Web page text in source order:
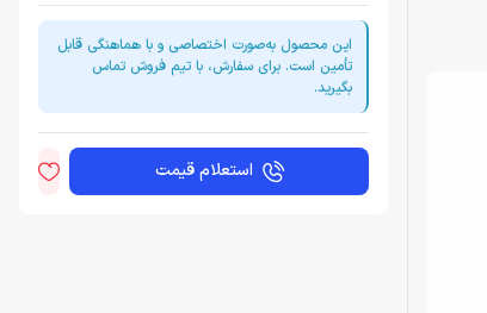
این محصول به‌صورت اختصاصی و با هماهنگی قابل
تأمین است. برای سفارش، با تیم فروش تماس
بگیرید.
استعلام قیمت